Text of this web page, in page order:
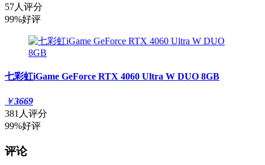
57人评分
99%好评
七彩虹iGame GeForce RTX 4060 Ultra W DUO 8GB
￥3669
381人评分
99%好评
评论